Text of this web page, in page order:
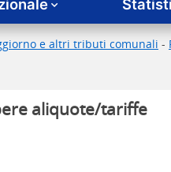
e altri tributi comunali -
aliquote/tariffe